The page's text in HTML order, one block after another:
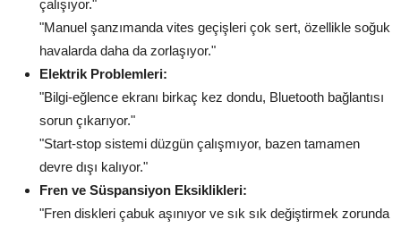
çalışıyor."
"Manuel şanzımanda vites geçişleri çok sert, özellikle soğuk
havalarda daha da zorlaşıyor."
Elektrik Problemleri:
"Bilgi-eğlence ekranı birkaç kez dondu, Bluetooth bağlantısı
sorun çıkarıyor."
"Start-stop sistemi düzgün çalışmıyor, bazen tamamen
devre dışı kalıyor."
Fren ve Süspansiyon Eksiklikleri:
"Fren diskleri çabuk aşınıyor ve sık sık değiştirmek zorunda